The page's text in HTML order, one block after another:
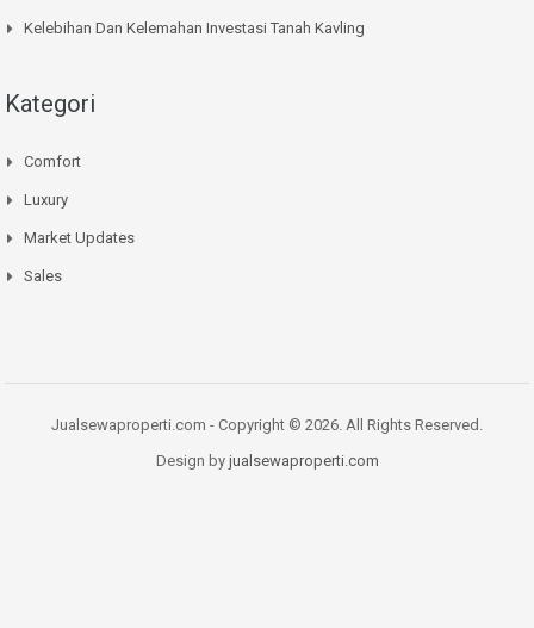
Kelebihan Dan Kelemahan Investasi Tanah Kavling
Kategori
Comfort
Luxury
Market Updates
Sales
Jualsewaproperti.com - Copyright © 2026. All Rights Reserved.
Design by jualsewaproperti.com